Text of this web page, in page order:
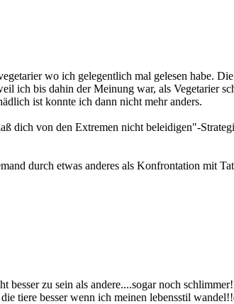
wo ich gelegentlich mal gelesen habe.
ich bis dahin der Meinung war, als Vegetarier
ist konnte ich dann nicht mehr anders.
dich von den Extremen nicht beleidigen"-
durch etwas anderes als Konfrontation mit
zu sein als andere....sogar noch
tiere besser wenn ich meinen lebensstil